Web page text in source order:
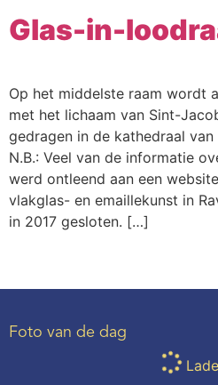
Glas-in-
Op het middelste raam wordt
met het lichaam van Sint-
gedragen in de kathedraal
N.B.: Veel van de informatie
werd ontleend aan een
vlakglas- en emaillekunst in
in 2017 gesloten. […]
Foto van de dag